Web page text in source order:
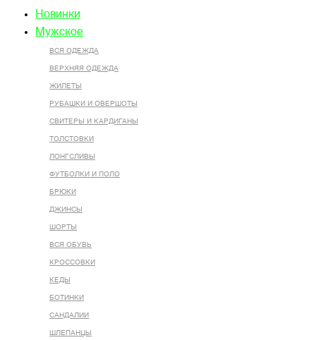
Новинки
Мужское
ВСЯ ОДЕЖДА
ВЕРХНЯЯ ОДЕЖДА
ЖИЛЕТЫ
РУБАШКИ И ОВЕРШОТЫ
СВИТЕРЫ И КАРДИГАНЫ
ТОЛСТОВКИ
ЛОНГСЛИВЫ
ФУТБОЛКИ И ПОЛО
БРЮКИ
ДЖИНСЫ
ШОРТЫ
ВСЯ ОБУВЬ
КРОССОВКИ
КЕДЫ
БОТИНКИ
САНДАЛИИ
ШЛЕПАНЦЫ